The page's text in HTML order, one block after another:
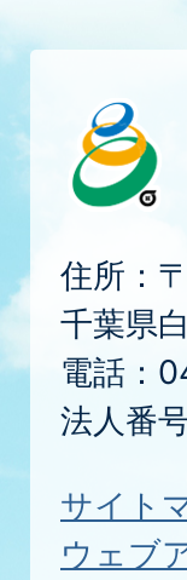
住所：
千葉県
電話：
法人番
サイト
ウェブ